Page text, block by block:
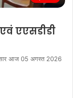
एएसडीडी
आज 05 अगस्त 2026